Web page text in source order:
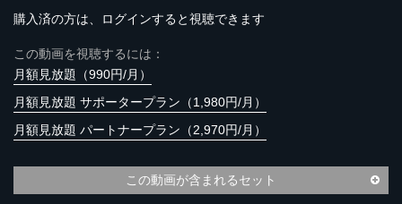
購入済の方は、ログインすると視聴できます
この動画を視聴するには：
月額見放題（990円/月）
月額見放題 サポータープラン（1,980円/月）
月額見放題 パートナープラン（2,970円/月）
この動画が含まれるセット